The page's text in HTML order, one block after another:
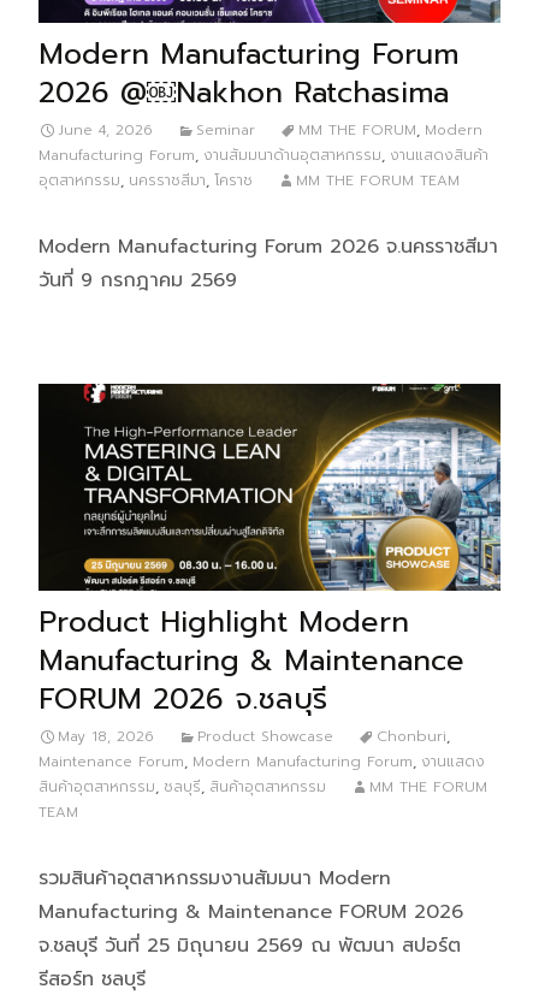
Modern Manufacturing Forum
2026 @￼Nakhon Ratchasima
June 4, 2026 Seminar MM THE FORUM, Modern
Manufacturing Forum, งานสัมมนาด้านอุตสาหกรรม, งานแสดงสินค้า
อุตสาหกรรม, นครราชสีมา, โคราช MM THE FORUM TEAM
Modern Manufacturing Forum 2026 จ.นครราชสีมา
วันที่ 9 กรกฎาคม 2569
Product Highlight Modern
Manufacturing & Maintenance
FORUM 2026 จ.ชลบุรี
May 18, 2026 Product Showcase Chonburi,
Maintenance Forum, Modern Manufacturing Forum, งานแสดง
สินค้าอุตสาหกรรม, ชลบุรี, สินค้าอุตสาหกรรม
MM THE FORUM
TEAM
รวมสินค้าอุตสาหกรรมงานสัมมนา Modern
Manufacturing & Maintenance FORUM 2026
จ.ชลบุรี วันที่ 25 มิถุนายน 2569 ณ พัฒนา สปอร์ต
รีสอร์ท ชลบุรี